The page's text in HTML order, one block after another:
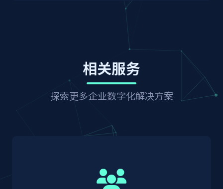
护三级标准；7) 支持私有云部署，数据完全由企
业掌控。此外，系统还提供数据脱敏、操作日志和
异常行为监控等安全功能，全方位保障客户数据安
等；3) 即时通讯：企业微信、钉钉等；4) 移动应
用：提供SDK供APP集成；5) 电子邮件：支持邮件
自动导入工单系统；6) 电话：支持与呼叫中心系
统集成；7) 短信：支持短信通知和回复。所有渠
道的咨询都统一在一个平台处理，确保服务一致性
和连续性，客服人员无需在多个系统间切换，大大
提升工作效率。
是的，系统支持丰富的个性化定制功能，满足企业
特定需求：1) 机器人对话流程定制：通过可视化
流程编辑器，自定义机器人对话逻辑；2) 界面定
制：支持自定义客服界面风格、企业Logo和欢迎
语；3) 工单流程定制：自定义工单字段、状态和
流转规则；4) 知识库定制：自定义知识分类和展
示方式；5) 报表定制：支持自定义数据分析报
表；6) 权限定制：支持自定义角色和权限；7) 集
需编程即可实现，复杂需求可通过专业服务团队实
相关服务
探索更多企业数字化解决方案